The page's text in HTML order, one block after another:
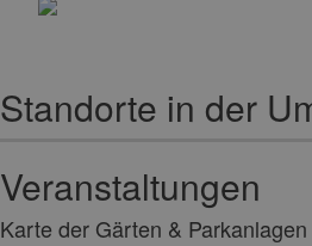
Standorte in der
Veranstaltungen
Karte der Gärten & Parkanlagen